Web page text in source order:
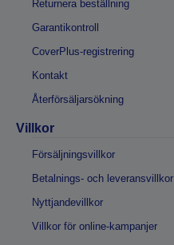
Returnera beställning
Garantikontroll
CoverPlus-registrering
Kontakt
Återförsäljarsökning
Villkor
Försäljningsvillkor
Betalnings- och leveransvillkor
Nyttjandevillkor
Villkor för online-kampanjer